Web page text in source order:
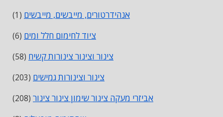
אנהידרטורים, מייבשים, מייבשים (1)
ציוד לחימום חלל ומים (6)
צינור וצינור צינורות קשיח (58)
צינור וצינורות גמישים (203)
אביזרי מעקה צינור שימון צינור צינור (208)